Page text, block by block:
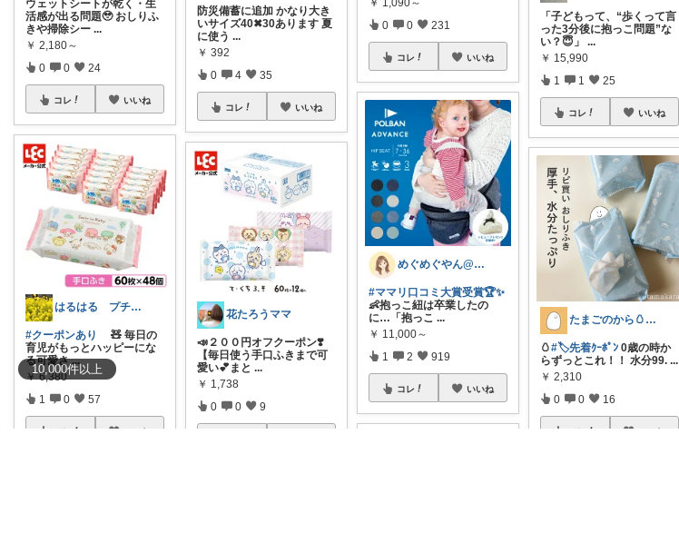
10,000件以上
ウェットシートが乾く・生
活感が出る問題🥹 おしりふ
きや掃除シー ...
￥ 2,180～
0 0 24
コレ いいね
はるはる プチプラで楽しく♡*.+゜
#クーポンあり
🧸 毎日の
育児がもっとハッピーにな
る可愛さ ...
￥ 6,380
1 0 57
コレ いいね
防災備蓄に追加 かなり大き
いサイズ40✖30あります 夏
に使う ...
￥ 392
0 4 35
コレ いいね
花たろうママ
📣２００円オフクーポン❣️
【毎日使う手口ふきまで可
愛い💕まと ...
￥ 1,738
0 0 9
￥ 1,090～
0 0 231
コレ いいね
めぐめぐやん@2児ママ×ゆるっと暮らし
#ママリ口コミ大賞受賞🏆✨
👶抱っこ紐は卒業したの
に…「抱っこ ...
￥ 11,000～
1 2 919
コレ いいね
「子どもって、“歩くって言
った3分後に抱っこ問題”な
い？😇」...
￥ 15,990
1 1 25
コレ いいね
たまごのから🥚ラクに暮らす┊︎育児
🥚#🏷️先着ｸｰﾎﾟﾝ 0歳の時か
らずっとこれ！！ 水分99. ...
￥ 2,310
0 0 16
コレ いいね